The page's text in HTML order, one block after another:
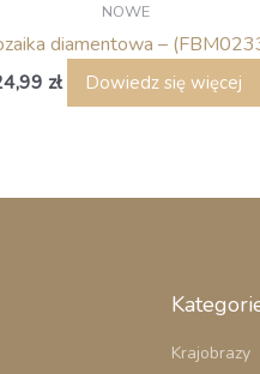
NOWE
diamentowa –
zł Dowiedz się więcej
Krajobrazy